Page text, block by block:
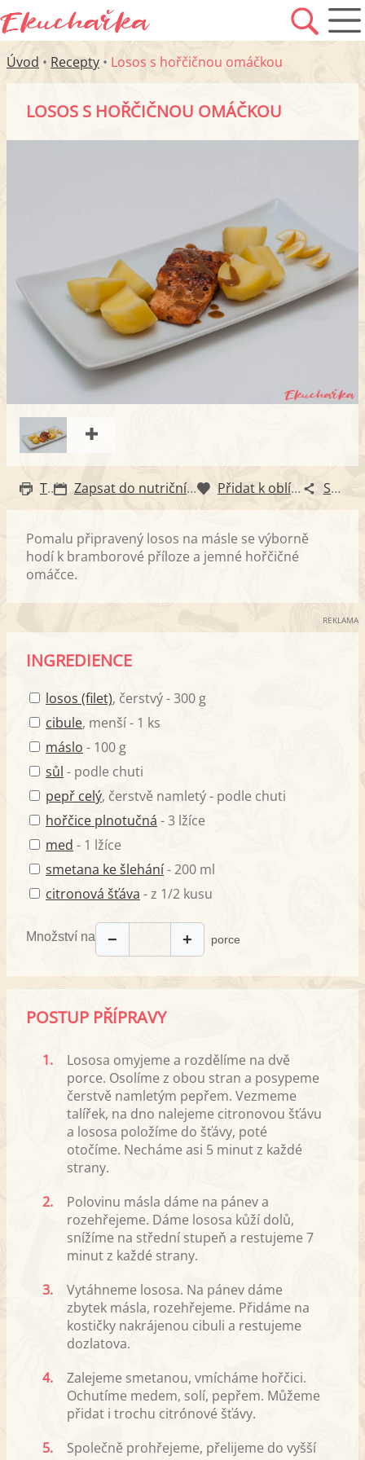
Úvod • Recepty • Losos s hořčičnou omáčkou
LOSOS S HOŘČIČNOU OMÁČKOU
Tisk Zapsat do nutričního diáře Přidat k oblíbeným Sdílet
Pomalu připravený losos na másle se výborně
hodí k bramborové příloze a jemné hořčičné
omáčce.
REKLAMA
INGREDIENCE
losos (filet), čerstvý - 300 g
cibule, menší - 1 ks
máslo - 100 g
sůl - podle chuti
pepř celý, čerstvě namletý - podle chuti
hořčice plnotučná - 3 lžíce
med - 1 lžíce
smetana ke šlehání- 200 ml
citronová šťáva - z 1/2 kusu
Množství na − + porce
POSTUP PŘÍPRAVY
1.
Lososa omyjeme a rozdělíme na dvě
porce. Osolíme z obou stran a posypeme
čerstvě namletým pepřem. Vezmeme
talířek, na dno nalejeme citronovou šťávu
a lososa položíme do šťávy, poté
otočíme. Necháme asi 5 minut z každé
strany.
2.
Polovinu másla dáme na pánev a
rozehřejeme. Dáme lososa kůží dolů,
snížíme na střední stupeň a restujeme 7
minut z každé strany.
3.
Vytáhneme lososa. Na pánev dáme
zbytek másla, rozehřejeme. Přidáme na
kostičky nakrájenou cibuli a restujeme
dozlatova.
4.
Zalejeme smetanou, vmícháme hořčici.
Ochutíme medem, solí, pepřem. Můžeme
přidat i trochu citrónové šťávy.
5.
Společně prohřejeme, přelijeme do vyšší